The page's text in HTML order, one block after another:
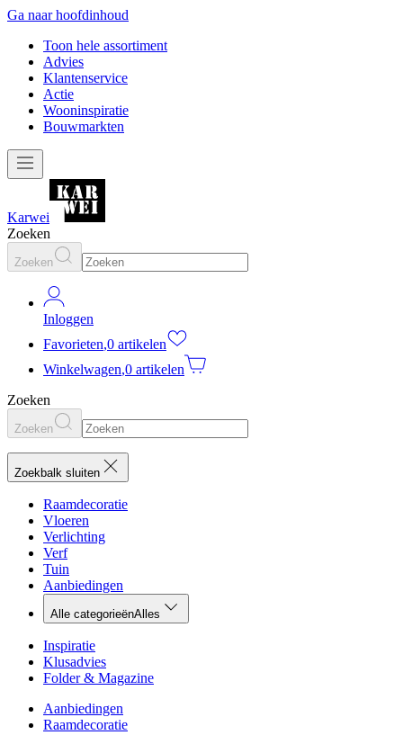
Ga naar hoofdinhoud
Toon hele assortiment
Advies
Klantenservice
Actie
Wooninspiratie
Bouwmarkten
Karwei
Zoeken
Zoeken
Inloggen
Favorieten,0 artikelen
Winkelwagen,0 artikelen
Zoeken
Zoeken
Zoekbalk sluiten
Raamdecoratie
Vloeren
Verlichting
Verf
Tuin
Aanbiedingen
Alle categorieënAlles
Inspiratie
Klusadvies
Folder & Magazine
Aanbiedingen
Raamdecoratie